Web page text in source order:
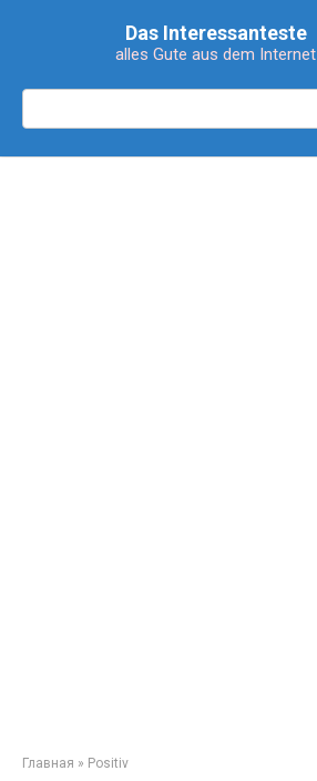
Das Interessanteste
alles Gute aus dem Internet
Главная » Positiv